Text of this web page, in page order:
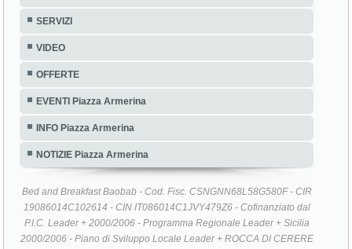
SERVIZI
VIDEO
OFFERTE
EVENTI Piazza Armerina
INFO Piazza Armerina
NOTIZIE Piazza Armerina
Bed and Breakfast Baobab - Cod. Fisc. CSNGNN68L58G580F - CIR
19086014C102614 - CIN IT086014C1JVY479Z6 - Cofinanziato dal
P.I.C. Leader + 2000/2006 - Programma Regionale Leader + Sicilia
2000/2006 - Piano di Sviluppo Locale Leader + ROCCA DI CERERE